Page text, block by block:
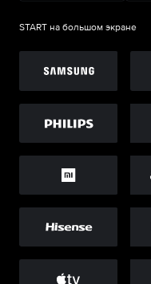
START на большом экране